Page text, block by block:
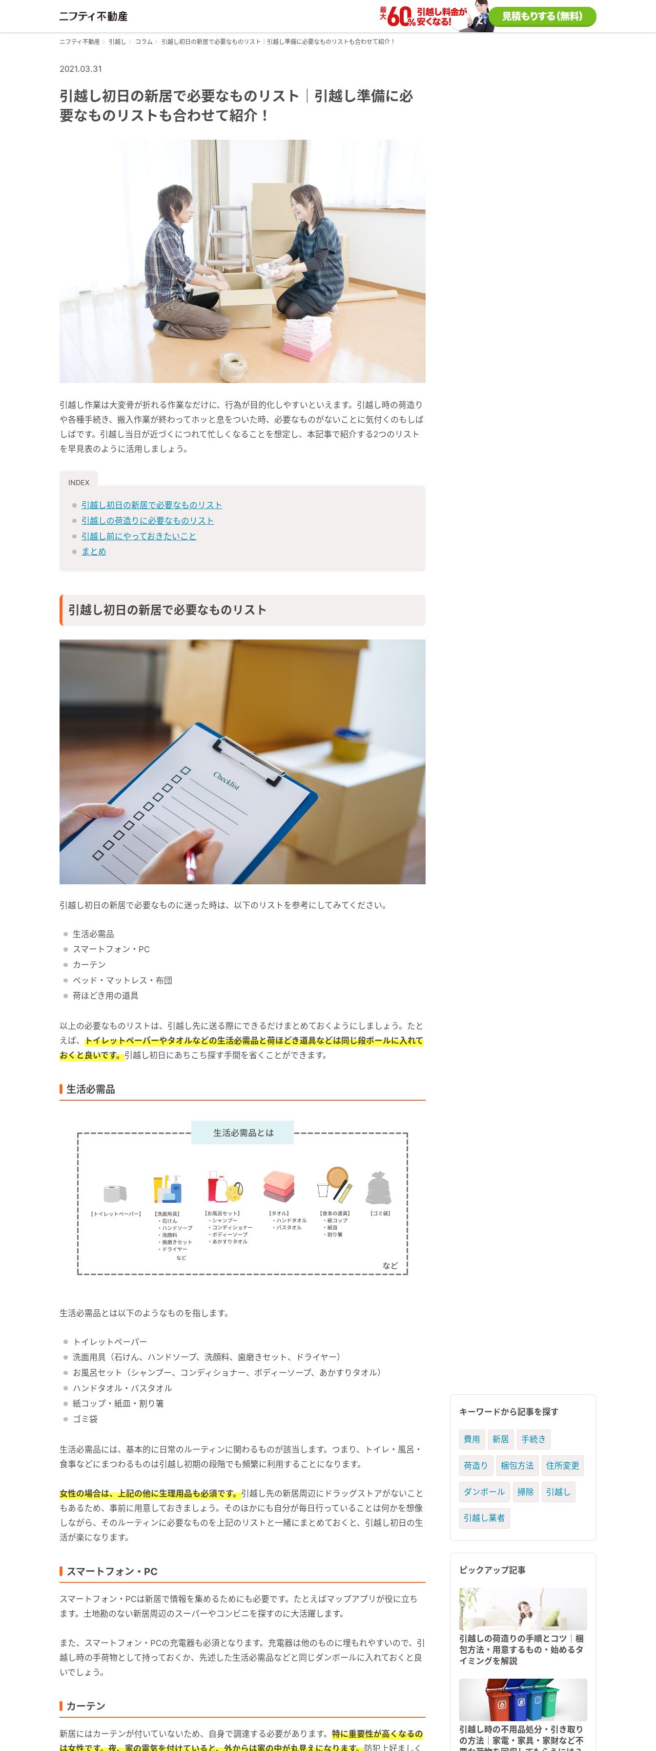
ニフティ不動産 引越し コラム 引越し初日の新居で必要なものリスト｜引越し準備に必要なものリストも合わせて紹介！
2021.03.31
引越し初日の新居で必要なものリスト｜引越し準備に必
要なものリストも合わせて紹介！
引越し作業は大変骨が折れる作業なだけに、行為が目的化しやすいといえます。引越し時の荷造り
や各種手続き、搬入作業が終わってホッと息をついた時、必要なものがないことに気付くのもしば
しばです。引越し当日が近づくにつれて忙しくなることを想定し、本記事で紹介する2つのリスト
を早見表のように活用しましょう。
引越し初日の新居で必要なものリスト
引越しの荷造りに必要なものリスト
引越し前にやっておきたいこと
まとめ
引越し初日の新居で必要なものリスト
引越し初日の新居で必要なものに迷った時は、以下のリストを参考にしてみてください。
生活必需品
スマートフォン・PC
カーテン
ベッド・マットレス・布団
荷ほどき用の道具
以上の必要なものリストは、引越し先に送る際にできるだけまとめておくようにしましょう。たと
えば、 トイレットペーパーやタオルなどの生活必需品と荷ほどき道具などは同じ段ボールに入れて
おくと良いです。引越し初日にあちこち探す手間を省くことができます。
生活必需品
生活必需品とは以下のようなものを指します。
トイレットペーパー
洗面用具（石けん、ハンドソープ、洗顔料、歯磨きセット、ドライヤー）
お風呂セット（シャンプー、コンディショナー、ボディーソープ、あかすりタオル）
ハンドタオル・バスタオル
紙コップ・紙皿・割り箸
ゴミ袋
生活必需品には、基本的に日常のルーティンに関わるものが該当します。つまり、トイレ・風呂・
食事などにまつわるものは引越し初期の段階でも頻繁に利用することになります。
女性の場合は、上記の他に生理用品も必須です。引越し先の新居周辺にドラッグストアがないこと
もあるため、事前に用意しておきましょう。そのほかにも自分が毎日行っていることは何かを想像
しながら、そのルーティンに必要なものを上記のリストと一緒にまとめておくと、引越し初日の生
活が楽になります。
スマートフォン・PC
スマートフォン・PCは新居で情報を集めるためにも必要です。たとえばマップアプリが役に立ち
ます。土地勘のない新居周辺のスーパーやコンビニを探すのに大活躍します。
また、スマートフォン・PCの充電器も必須となります。充電器は他のものに埋もれやすいので、引
越し時の手荷物として持っておくか、先述した生活必需品などと同じダンボールに入れておくと良
いでしょう。
カーテン
新居にはカーテンが付いていないため、自身で調達する必要があります。 特に重要性が高くなるの
は女性です。夜、家の電気を付けていると、外からは家の中が丸見えになります。防犯上好ましく
キーワードから記事を探す
費用 新居 手続き
荷造り 梱包方法 住所変更
ダンボール 掃除 引越し
引越し業者
ピックアップ記事
引越しの荷造りの手順とコツ｜梱
包方法・用意するもの・始めるタ
イミングを解説
引越し時の不用品処分・引き取り
の方法｜家電・家具・家財など不